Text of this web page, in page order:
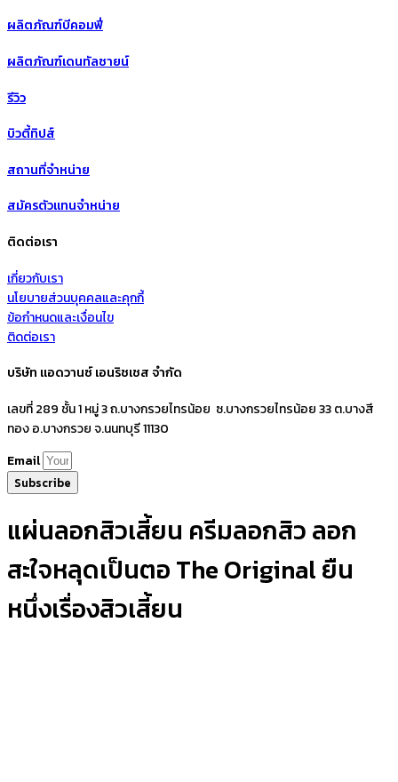
ผลิตภัณฑ์บีคอมฟี่
ผลิตภัณฑ์เดนทัลซายน์
รีวิว
บิวตี้ทิปส์
สถานที่จำหน่าย
สมัครตัวแทนจำหน่าย
ติดต่อเรา
เกี่ยวกับเรา
นโยบายส่วนบุคคลและคุกกี้
ข้อกำหนดและเงื่อนไข
ติดต่อเรา
บริษัท แอดวานซ์ เอนริชเชส จำกัด
เลขที่ 289 ชั้น 1 หมู่ 3 ถ.บางกรวยไทรน้อย ซ.บางกรวยไทรน้อย 33 ต.บางสี
ทอง อ.บางกรวย จ.นนทบุรี 11130
Email
Subscribe
แผ่นลอกสิวเสี้ยน ครีมลอกสิว ลอก
สะใจหลุดเป็นตอ The Original ยืน
หนึ่งเรื่องสิวเสี้ยน